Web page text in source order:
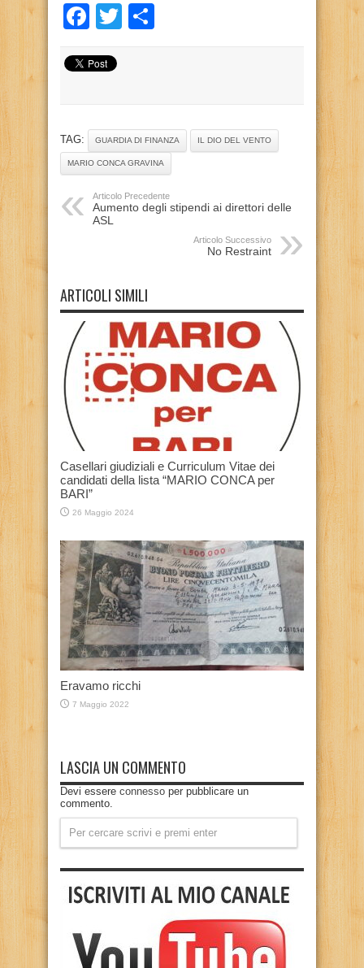
Facebook
Twitter
TAG: GUARDIA DI FINANZA IL DIO DEL VENTO
MARIO CONCA GRAVINA
Articolo Precedente
Aumento degli stipendi ai direttori delle
ASL
Articolo Successivo
No Restraint
ARTICOLI SIMILI
Casellari giudiziali e Curriculum Vitae dei
candidati della lista “MARIO CONCA per
BARI”
26 Maggio 2024
Eravamo ricchi
7 Maggio 2022
LASCIA UN COMMENTO
Devi essere connesso per pubblicare un
commento.